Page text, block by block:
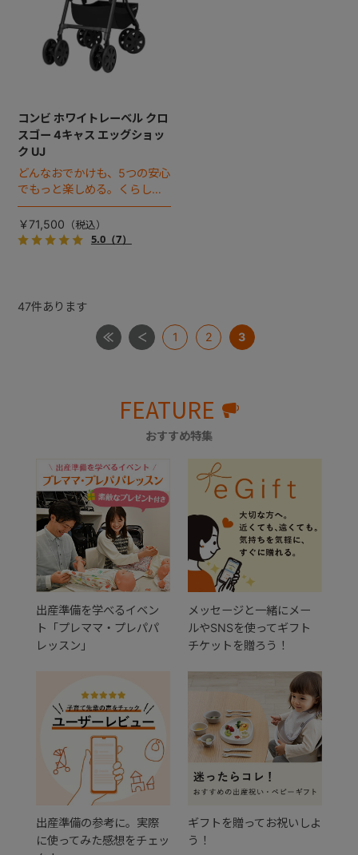
コンビ ホワイトレーベル クロ
スゴー 4キャス エッグショッ
ク UJ
どんなおでかけも、5つの安心
でもっと楽しめる。くらし
に、気持ちに、余裕が生まれ
るプレミアムベビーカーで
す。
￥71,500
5.0（7）
47件あります
1 2 3
FEATURE
おすすめ特集
出産準備を学べるイベン
ト「プレママ・プレパパ
レッスン」
メッセージと一緒にメー
ルやSNSを使ってギフト
チケットを贈ろう！
出産準備の参考に。実際
に使ってみた感想をチェッ
ギフトを贈ってお祝いしよ
う！